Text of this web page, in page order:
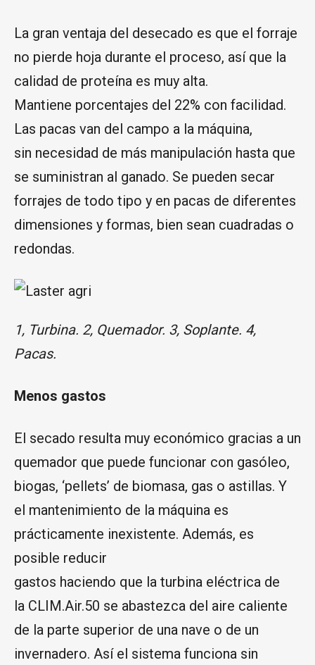
La gran ventaja del desecado es que el forraje
no pierde hoja durante el proceso, así que la
calidad de proteína es muy alta.
Mantiene porcentajes del 22% con facilidad.
Las pacas van del campo a la máquina,
sin necesidad de más manipulación hasta que
se suministran al ganado. Se pueden secar
forrajes de todo tipo y en pacas de diferentes
dimensiones y formas, bien sean cuadradas o
redondas.
1, Turbina. 2, Quemador. 3, Soplante. 4,
Pacas.
Menos gastos
El secado resulta muy económico gracias a un
quemador que puede funcionar con gasóleo,
biogas, ‘pellets’ de biomasa, gas o astillas. Y
el mantenimiento de la máquina es
prácticamente inexistente. Además, es
posible reducir
gastos haciendo que la turbina eléctrica de
la CLIM.Air.50 se abastezca del aire caliente
de la parte superior de una nave o de un
invernadero. Así el sistema funciona sin